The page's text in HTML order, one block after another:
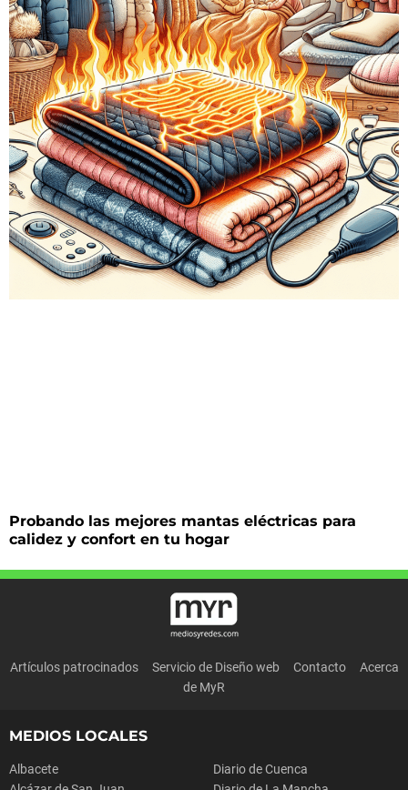
Probando las mejores mantas eléctricas para
calidez y confort en tu hogar
Artículos patrocinados Servicio de Diseño web Contacto
Acerca
de MyR
MEDIOS LOCALES
Albacete
Diario de Cuenca